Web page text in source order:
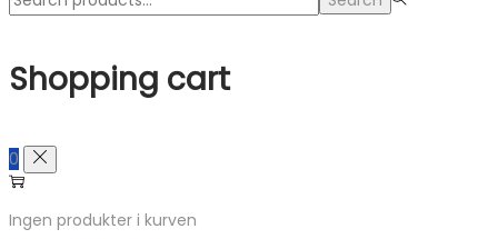
for:>
Shopping cart
0
Ingen produkter i kurven